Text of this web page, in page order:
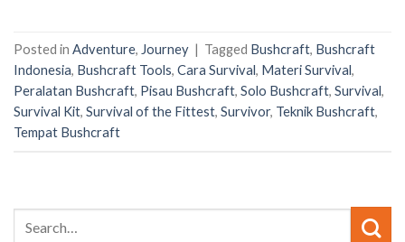
Posted in Adventure, Journey | Tagged Bushcraft, Bushcraft
Indonesia, Bushcraft Tools, Cara Survival, Materi Survival,
Peralatan Bushcraft, Pisau Bushcraft, Solo Bushcraft, Survival,
Survival Kit, Survival of the Fittest, Survivor, Teknik Bushcraft,
Tempat Bushcraft